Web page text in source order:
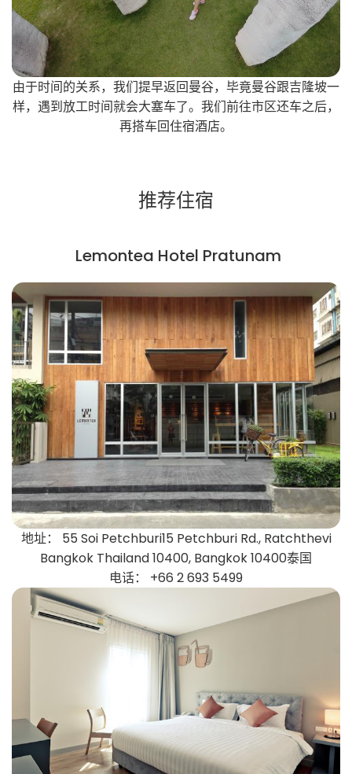
由于时间的关系，我们提早返回曼谷，毕竟曼谷跟吉隆坡一
样，遇到放工时间就会大塞车了。我们前往市区还车之后，
再搭车回住宿酒店。
推荐住宿
Lemontea Hotel Pratunam
地址： 55 Soi Petchburi15 Petchburi Rd., Ratchthevi
Bangkok Thailand 10400, Bangkok 10400泰国
电话： +66 2 693 5499